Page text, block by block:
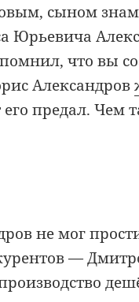
сыном
Юрьевича
что вы
Александров
предал. Чем
не мог
—